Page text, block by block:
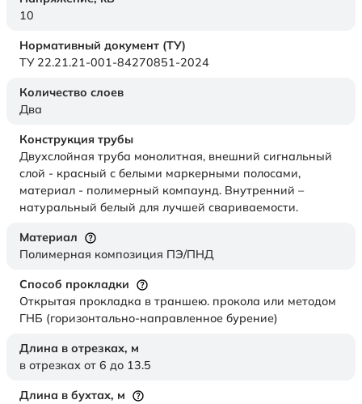
10
Нормативный документ (ТУ)
ТУ 22.21.21-001-84270851-2024
Количество слоев
Два
Конструкция трубы
Двухслойная труба монолитная, внешний сигнальный
слой - красный с белыми маркерными полосами,
материал - полимерный компаунд. Внутренний –
натуральный белый для лучшей свариваемости.
Материал
Полимерная композиция ПЭ/ПНД
Способ прокладки
Открытая прокладка в траншею. прокола или методом
ГНБ (горизонтально-направленное бурение)
Длина в отрезках, м
в отрезках от 6 до 13.5
Длина в бухтах, м